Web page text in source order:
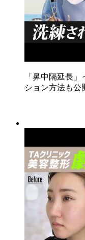
「鼻中隔延長
ション方法も公